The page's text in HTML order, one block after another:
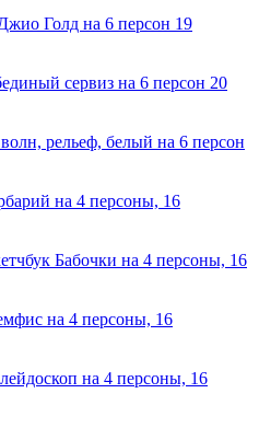
Голд на 6 персон 19
сервиз на 6 персон 20
рельеф, белый на 6 персон
на 4 персоны, 16
Бабочки на 4 персоны, 16
на 4 персоны, 16
на 4 персоны, 16